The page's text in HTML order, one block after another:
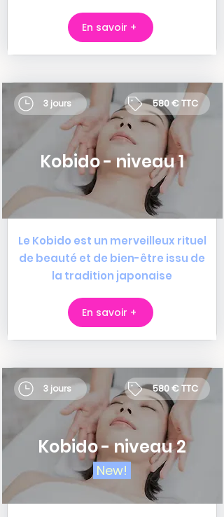
En savoir +
Kobido - niveau 1
3 jours 580 € TTC
Le Kobido est un merveilleux rituel
de beauté et de bien-être issu de
la tradition japonaise
En savoir +
Kobido - niveau 2
New!
3 jours 580 € TTC